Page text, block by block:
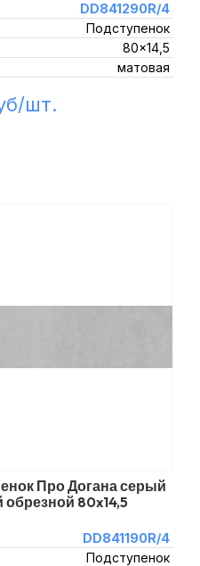
DD841290R/4
Подступенок
80x14,5
матовая
шт.
Про Догана серый
80x14,5
DD841190R/4
Подступенок